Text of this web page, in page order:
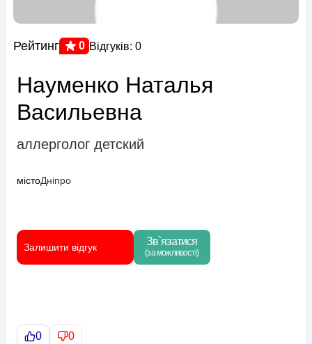
Рейтинг 0 Відгуків: 0
Науменко Наталья
Васильевна
аллерголог детский
містоДніпро
Залишити відгук Зв`язатися
(за можливості)
0 0